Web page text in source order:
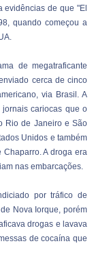
evidências de que "El
quando começou a
de megatraficante
cerca de cinco
via Brasil. A
cariocas que o
Rio de Janeiro e São
Unidos e também
A droga era
nas embarcações.
por tráfico de
Nova Iorque, porém
drogas e lavava
de cocaína que